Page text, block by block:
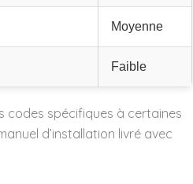
Moyenne
Faible
codes spécifiques à certaines
d’installation livré avec